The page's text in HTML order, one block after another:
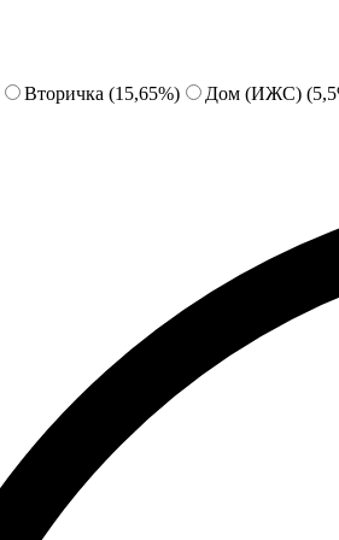
Вторичка (15,65%) Дом (ИЖС)